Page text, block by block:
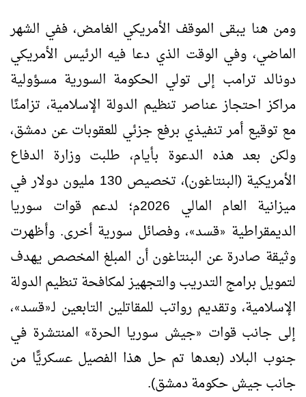
ومن هنا يبقى الموقف الأمريكي الغامض، ففي الشهر
الماضي، وفي الوقت الذي دعا فيه الرئيس الأمريكي
دونالد ترامب إلى تولي الحكومة السورية مسؤولية
مراكز احتجاز عناصر تنظيم الدولة الإسلامية، تزامنًا
مع توقيع أمر تنفيذي برفع جزئي للعقوبات عن دمشق،
ولكن بعد هذه الدعوة بأيام، طلبت وزارة الدفاع
الأمريكية (البنتاغون)، تخصيص 130 مليون دولار في
ميزانية العام المالي 2026م؛ لدعم قوات سوريا
الديمقراطية «قسد»، وفصائل سورية أخرى. وأظهرت
وثيقة صادرة عن البنتاغون أن المبلغ المخصص يهدف
لتمويل برامج التدريب والتجهيز لمكافحة تنظيم الدولة
الإسلامية، وتقديم رواتب للمقاتلين التابعين لـ«قسد»،
إلى جانب قوات
«جيش سوريا الحرة» المنتشرة في
جنوب البلاد (بعدها تم حل هذا الفصيل عسكريًّا من
جانب جيش حكومة دمشق).